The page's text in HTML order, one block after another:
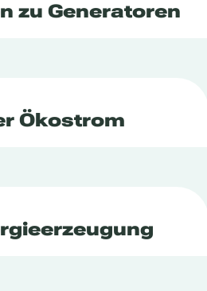
zu Generatoren
Ökostrom